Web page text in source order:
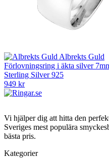
Albrekts Guld
Förlovningsring i äkta silver
Sterling Silver 925
949 kr
Vi hjälper dig att hitta den
Sveriges mest populära
bästa pris.
Kategorier